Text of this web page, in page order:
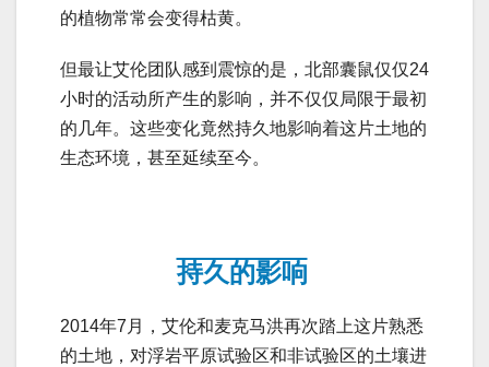
的植物常常会变得枯黄。
但最让艾伦团队感到震惊的是，北部囊鼠仅仅24
小时的活动所产生的影响，并不仅仅局限于最初
的几年。这些变化竟然持久地影响着这片土地的
生态环境，甚至延续至今。
持久的影响
2014年7月，艾伦和麦克马洪再次踏上这片熟悉
的土地，对浮岩平原试验区和非试验区的土壤进